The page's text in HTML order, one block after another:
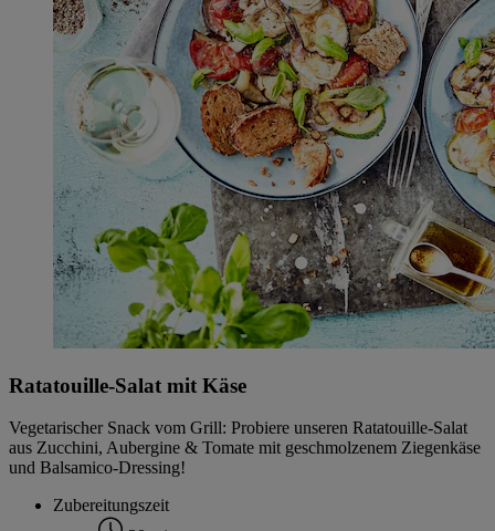
Ratatouille-Salat mit Käse
Vegetarischer Snack vom Grill: Probiere unseren Ratatouille-Salat
aus Zucchini, Aubergine & Tomate mit geschmolzenem Ziegenkäse
und Balsamico-Dressing!
Zubereitungszeit